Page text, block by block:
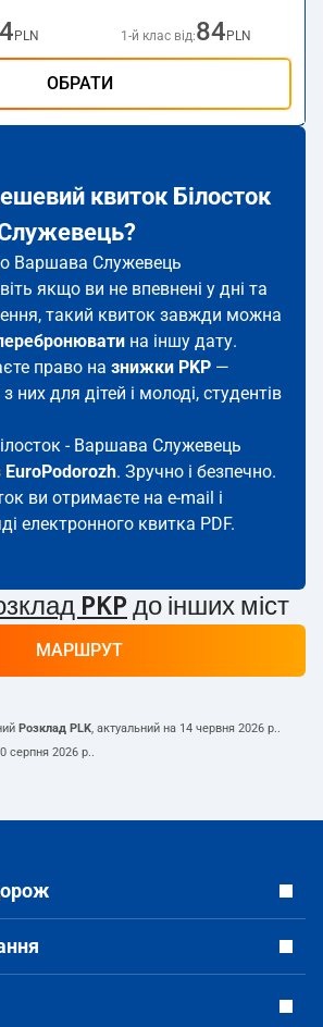
PLN 1-й клас від:84 PLN
ОБРАТИ
квиток Білосток
Варшава Служевець
якщо ви не впевнені у дні та
такий квиток завжди можна
на іншу дату.
право на знижки PKP —
них для дітей і молоді, студентів
- Варшава Служевець
EuroPodorozh. Зручно і безпечно.
ви отримаєте на e-mail і
електронного квитка PDF.
PKP до інших міст
МАРШРУТ
Розклад PLK, актуальний на 14 червня 2026 р..
серпня 2026 р..